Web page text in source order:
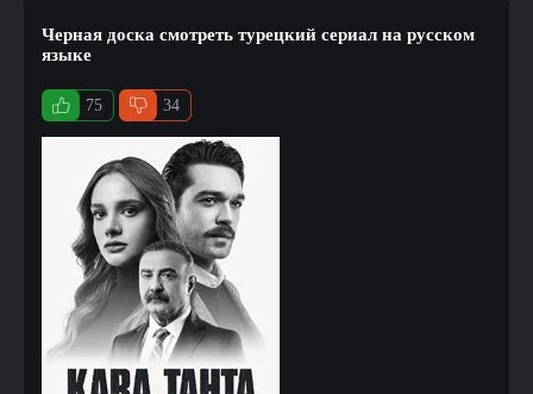
Черная доска смотреть турецкий сериал на русском
языке
75 34